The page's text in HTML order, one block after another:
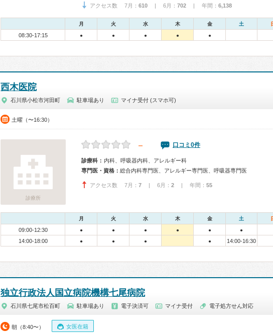
アクセス数 7月： 610 | 6月： 702 | 年間： 6,138
月 火 水 木 金 土
08:30-17:15 ● ● ● ● ●
西木医院
石川県小松市河田町 駐車場あり マイナ受付 (スマホ可)
土曜（〜16:30）
診療所
－ 口コミ0件
診療科： 内科、呼吸器内科、アレルギー科
専門医・資格： 総合内科専門医、アレルギー専門医、呼吸器専門医
アクセス数 7月： 7 | 6月： 2 | 年間： 55
月 火 水 木 金 土
09:00-12:30 ● ● ● ● ● ●
14:00-18:00 ● ● ● ● 14:00-16:30
独立行政法人国立病院機構七尾病院
石川県七尾市松百町 駐車場あり 電子決済可 マイナ受付 電子処方せん対応
朝（8:40〜） 女医在籍